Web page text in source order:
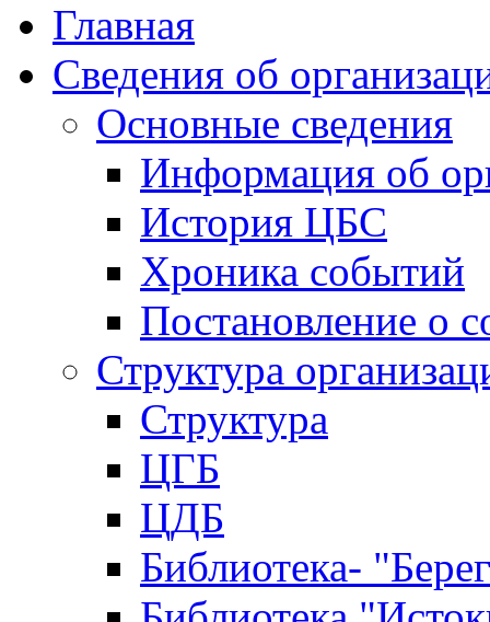
Главная
Сведения об
Основные сведения
Информация об
История ЦБС
Хроника событий
Постановление о
Структура
Структура
ЦГБ
ЦДБ
Библиотека-